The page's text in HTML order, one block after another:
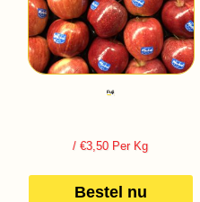
Fuji
/ €3,50 Per Kg
Bestel nu